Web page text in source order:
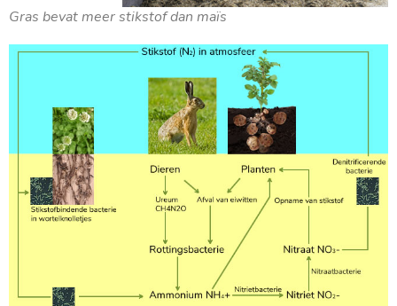
Gras bevat meer stikstof dan maïs